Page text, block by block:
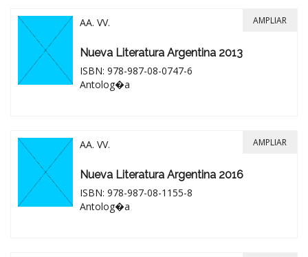
AA. VV.
Nueva Literatura Argentina 2013
ISBN: 978-987-08-0747-6
Antolog�a
AMPLIAR
AA. VV.
Nueva Literatura Argentina 2016
ISBN: 978-987-08-1155-8
Antolog�a
AMPLIAR